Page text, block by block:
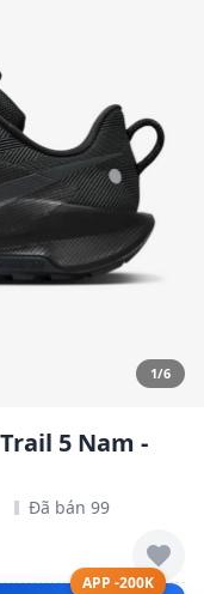
1/6
5 Nam -
Đã bán 99
APP -200K